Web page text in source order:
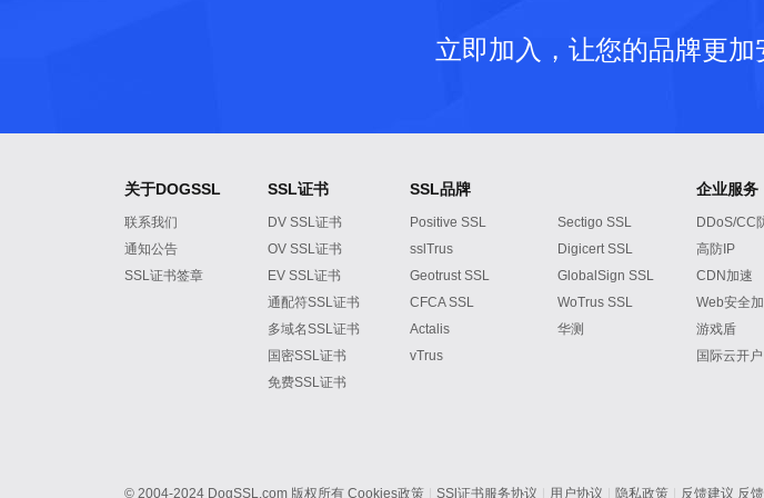
立即加入，让您的品牌更加
关于DOGSSL
联系我们
通知公告
SSL证书签章
SSL证书
DV SSL证书
OV SSL证书
EV SSL证书
通配符SSL证书
多域名SSL证书
国密SSL证书
免费SSL证书
SSL品牌
Positive SSL
Sectigo SSL
sslTrus
Digicert SSL
Geotrust SSL
GlobalSign SSL
CFCA SSL
WoTrus SSL
Actalis
华测
vTrus
企业服务
DDoS/CC
高防IP
CDN加速
Web安全
游戏盾
国际云开户
© 2004-2024 DogSSL.com 版权所有 Cookies政策 SSl证书服务协议 用户协议 隐私政策 反馈建议 反